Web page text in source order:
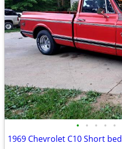
• • • • •
1969 Chevrolet C10 Short bed